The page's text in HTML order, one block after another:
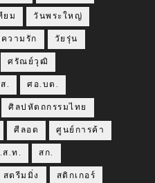
ยม วันพระใหญ่
วามรัก วัยรุ่น
ศรัณย์วุฒิ
. ศอ.บต.
ศิลปหัตถกรรมไทย
ศีลอด ศูนย์การค้า
ส.ท. สก.
สตรีมมิ่ง สติกเกอร์